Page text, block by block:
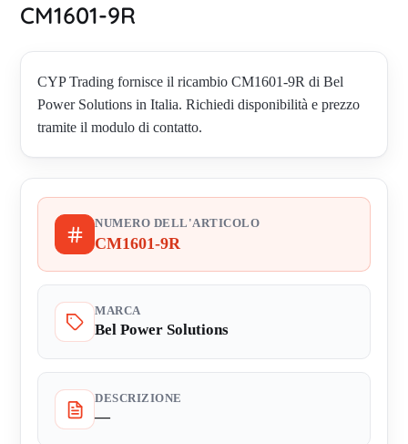
CM1601-9R
CYP Trading fornisce il ricambio CM1601-9R di Bel
Power Solutions in Italia. Richiedi disponibilità e prezzo
tramite il modulo di contatto.
NUMERO DELL'ARTICOLO
CM1601-9R
MARCA
Bel Power Solutions
DESCRIZIONE
—